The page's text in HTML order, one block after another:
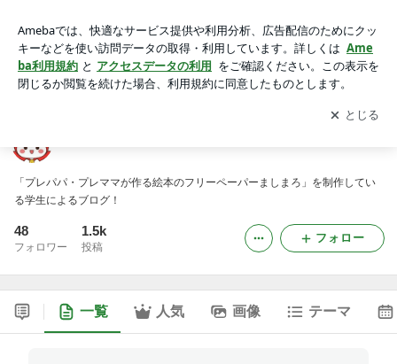
アプリをダウンロードして ブログの更新通知
を受け取りまし
ょう。
開く
「プレパパ・プレママが作る絵本のフリーペーパーましまろ」を制作してい
る学生によるブログ！
48
フォロワー
1.5k
投稿
フォロー
一覧 人気 画像 テーマ